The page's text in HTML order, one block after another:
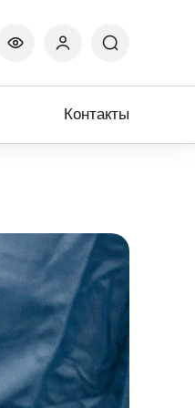
Контакты